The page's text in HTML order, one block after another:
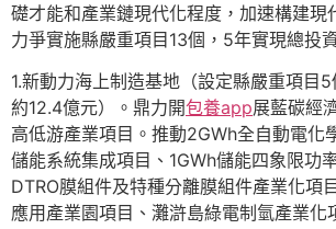
礎才能和產業鏈現代化程度，加速構建現
力爭實施縣嚴重項目13個，5年實現總投
1.新動力海上制造基地（設定縣嚴重項目
約12.4億元）。鼎力開包養app展藍碳經
高低游產業項目。推動2GWh全自動電化
儲能系統集成項目、1GWh儲能四象限功
DTRO膜組件及特種分離膜組件產業化項
應用產業園項目、灘滸島綠電制氫產業化